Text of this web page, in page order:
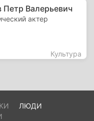
Валерьевич
актер
Культура
ЛЮДИ